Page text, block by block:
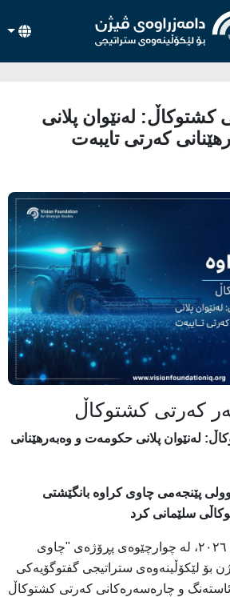
كشتوكاڵ: له‌نێوان پلانی
كه‌رتی تایبه‌ت
کەرتی کشتوکاڵ
له‌نێوان پلانی حكومه‌ت و وه‌به‌رهێنانی
پێنجەمی چاوی کراوە بانگێشتی
سلێمانی کرد
له‌ ڕێكه‌وتی ١ی نیسانی ٢٠٢٦، له‌ چوارچێوەی پڕۆژەی "چاوی
بۆ لێكۆڵینه‌وه‌ی ستراتیجی گفتوگۆیه‌كی
ئاستەنگ و چاره‌سه‌ره‌كانی كه‌رتی كشتوكاڵ